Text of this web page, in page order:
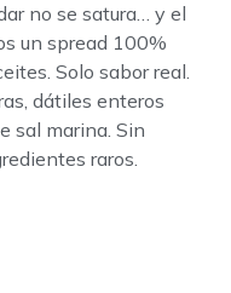
no se satura… y el
un spread 100%
Solo sabor real.
dátiles enteros
sal marina. Sin
raros.